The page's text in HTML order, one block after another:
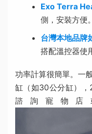
Exo Terra
側，安裝方便。
台灣本地品牌
搭配溫控器使
功率計算很簡單。一
缸（如30公分缸），
諮詢寵物店